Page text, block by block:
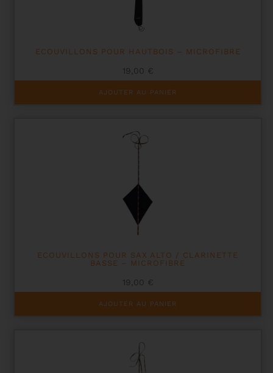
ECOUVILLONS POUR HAUTBOIS – MICROFIBRE
19,00 €
AJOUTER AU PANIER
ECOUVILLONS POUR SAX ALTO / CLARINETTE
BASSE – MICROFIBRE
19,00 €
AJOUTER AU PANIER